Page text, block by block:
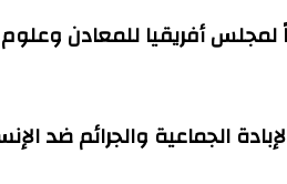
أفريقيا للمعادن
الجماعية والجرائم ضد